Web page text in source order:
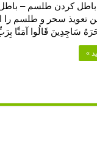
کردن طلسم – باطل
تعویذ سحر و طلسم را
سَاجِدِینَ قَالُوا آمَنَّا
»